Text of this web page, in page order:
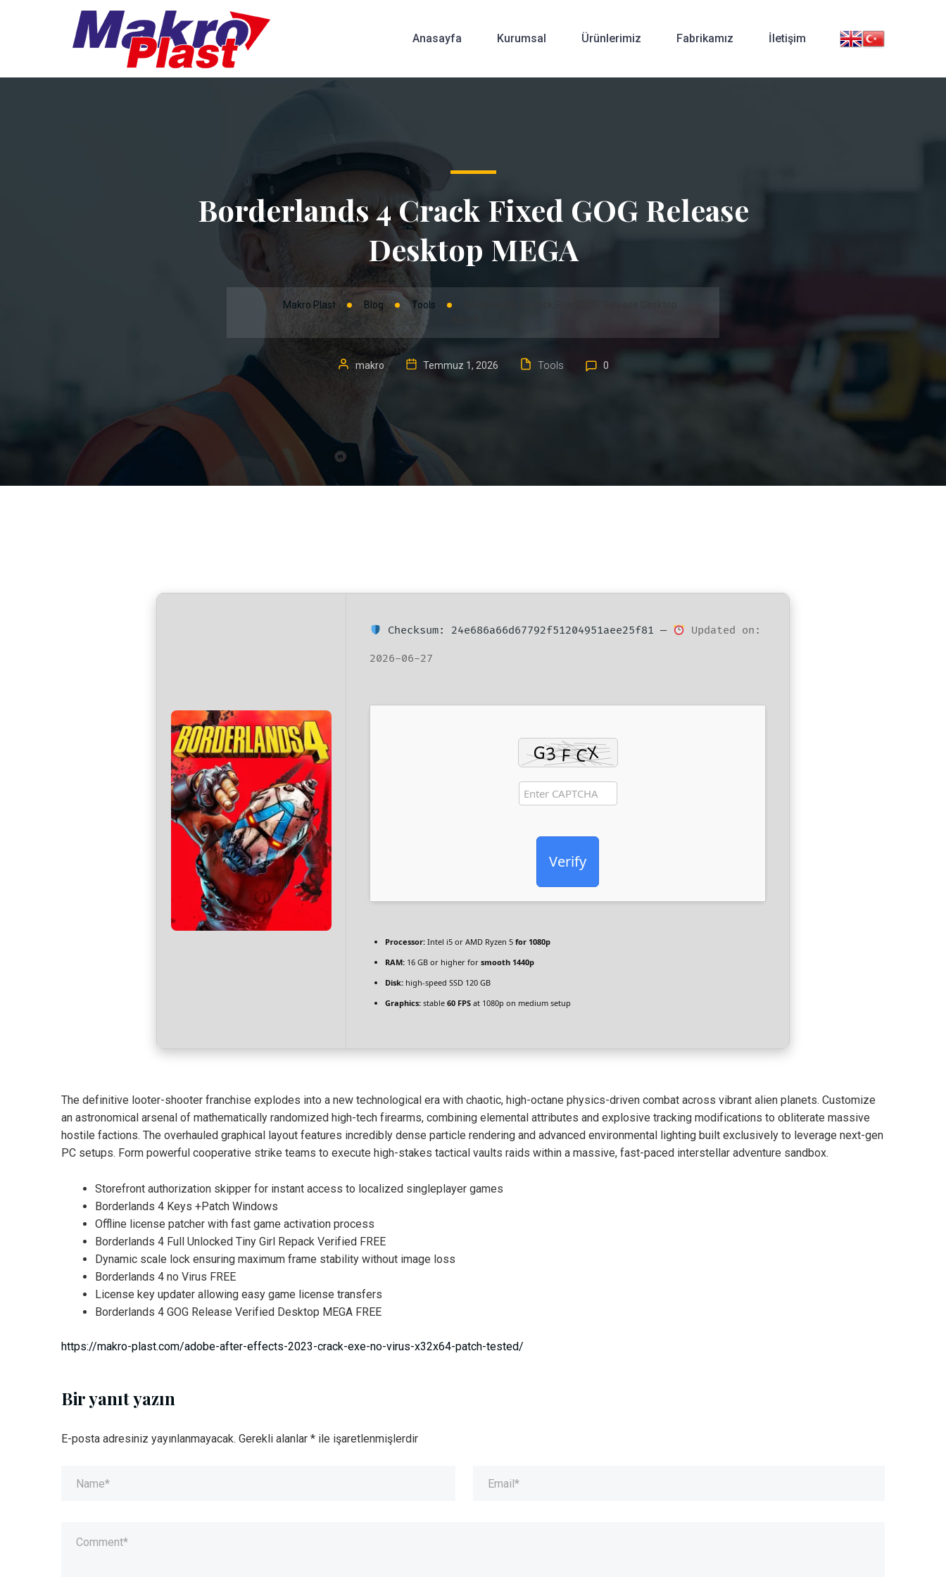
Anasayfa Kurumsal Ürünlerimiz Fabrikamız İletişim
Borderlands 4 Crack Fixed GOG Release
Desktop MEGA
Makro Plast Blog Tools
makro Temmuz 1, 2026 Tools 0
Checksum: 24e686a66d67792f51204951aee25f81 — Updated on:
2026-06-27
Verify
Processor: Intel i5 or AMD Ryzen 5 for 1080p
RAM: 16 GB or higher for smooth 1440p
Disk: high-speed SSD 120 GB
Graphics: stable 60 FPS at 1080p on medium setup
The definitive looter-shooter franchise explodes into a new technological era with chaotic, high-octane physics-driven combat across vibrant alien planets. Customize
an astronomical arsenal of mathematically randomized high-tech firearms, combining elemental attributes and explosive tracking modifications to obliterate massive
hostile factions. The overhauled graphical layout features incredibly dense particle rendering and advanced environmental lighting built exclusively to leverage next-gen
PC setups. Form powerful cooperative strike teams to execute high-stakes tactical vaults raids within a massive, fast-paced interstellar adventure sandbox.
Storefront authorization skipper for instant access to localized singleplayer games
Borderlands 4 Keys +Patch Windows
Offline license patcher with fast game activation process
Borderlands 4 Full Unlocked Tiny Girl Repack Verified FREE
Dynamic scale lock ensuring maximum frame stability without image loss
Borderlands 4 no Virus FREE
License key updater allowing easy game license transfers
Borderlands 4 GOG Release Verified Desktop MEGA FREE
https://makro-plast.com/adobe-after-effects-2023-crack-exe-no-virus-x32x64-patch-tested/
Bir yanıt yazın
E-posta adresiniz yayınlanmayacak. Gerekli alanlar * ile işaretlenmişlerdir